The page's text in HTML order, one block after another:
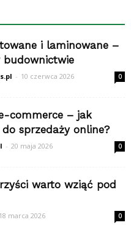
i laminowane –
budownictwie
- 10 czerwca 2026 0
commerce – jak
sprzedaży online?
- 20 maja 2026 0
warto wziąć pod
18 marca 2026 0